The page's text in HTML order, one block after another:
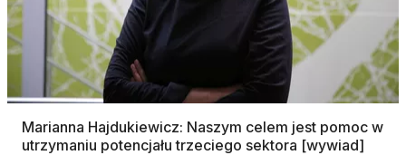
Marianna Hajdukiewicz: Naszym celem jest pomoc w
utrzymaniu potencjału trzeciego sektora [wywiad]